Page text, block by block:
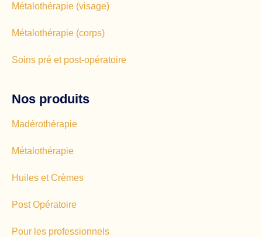
Métalothérapie (visage)
Métalothérapie (corps)
Soins pré et post-opératoire
Nos produits
Madérothérapie
Métalothérapie
Huiles et Crèmes
Post Opératoire
Pour les professionnels